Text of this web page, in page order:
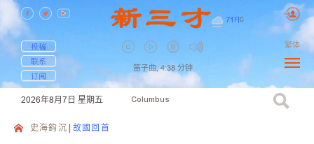
71 F| C
投稿
联系
订阅
笛子曲, 4:38 分钟
繁体
2026年8月7日 星期五 Columbus
史海鈎沉 故國回首